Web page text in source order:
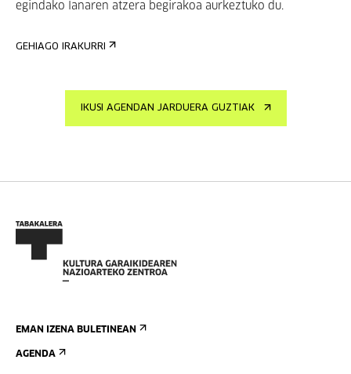
egindako lanaren atzera begirakoa aurkeztuko du.
GEHIAGO IRAKURRI
IKUSI AGENDAN JARDUERA GUZTIAK
EMAN IZENA BULETINEAN
AGENDA